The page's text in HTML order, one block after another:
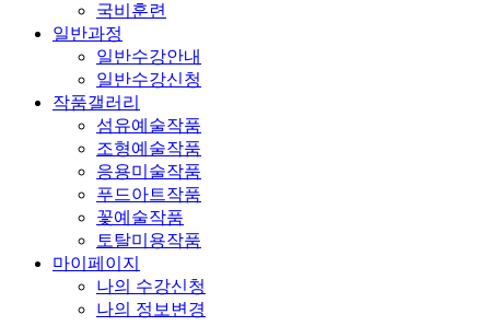
국비훈련
일반과정
일반수강안내
일반수강신청
작품갤러리
섬유예술작품
조형예술작품
응용미술작품
푸드아트작품
꽃예술작품
토탈미용작품
마이페이지
나의 수강신청
나의 정보변경